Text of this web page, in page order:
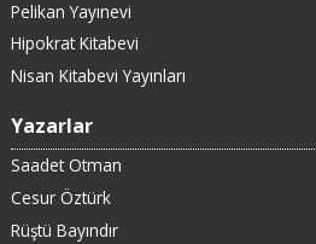
Pelikan Yayınevi
Hipokrat Kitabevi
Nisan Kitabevi Yayınları
Yazarlar
Saadet Otman
Cesur Öztürk
Rüştü Bayındır